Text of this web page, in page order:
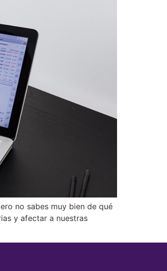
no sabes muy bien de qué
y afectar a nuestras